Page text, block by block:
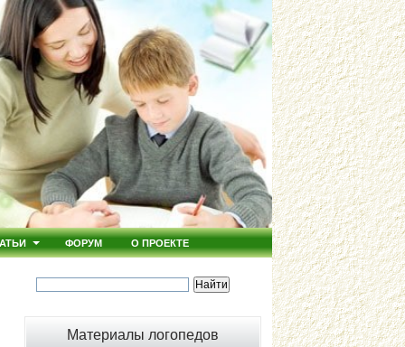
ФОРУМ О ПРОЕКТЕ
Материалы логопедов